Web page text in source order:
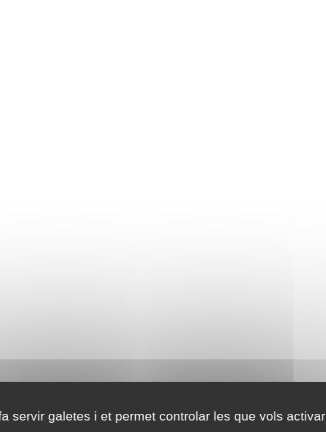
servir galetes i et permet controlar les que vols activar